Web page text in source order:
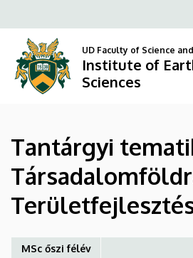
tematikák
MSc
és
Területfejlesztési
Tanszék
to
content
UD Faculty of Science
Institute of
Sciences
Tantárgyi
MSc őszi félév